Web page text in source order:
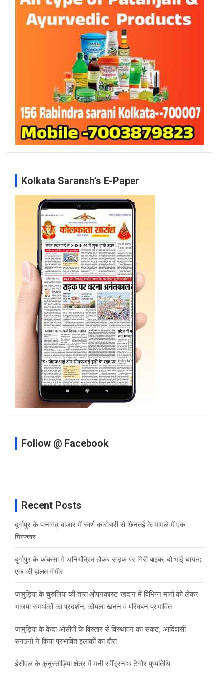
Kolkata Saransh’s E-Paper
Follow @ Facebook
Recent Posts
दुर्गापुर के पानागढ़ बाजार में स्वर्ण कारोबारी से छिनतई के मामले में एक
गिरफ्तार
दुर्गापुर के कांकसा मे अनियंत्रित होकर सड़क पर गिरी बाइक, दो भाई घायल;
एक की हालत गंभीर
जामुड़िया के चुरुलिया की तारा ओपनकास्ट खदान में विभिन्न मांगों को लेकर
भाजपा समर्थकों का प्रदर्शन, कोयला खनन व परिवहन प्रभावित
जामुड़िया के केंदा ओसीपी के विस्तार से विस्थापन का संकट, आदिवासी
संगठनों ने किया प्रभावित इलाकों का दौरा
ईसीएल के कुनुस्तोड़िया क्षेत्र में मनी रवींद्रनाथ टैगोर पुण्यतिथि